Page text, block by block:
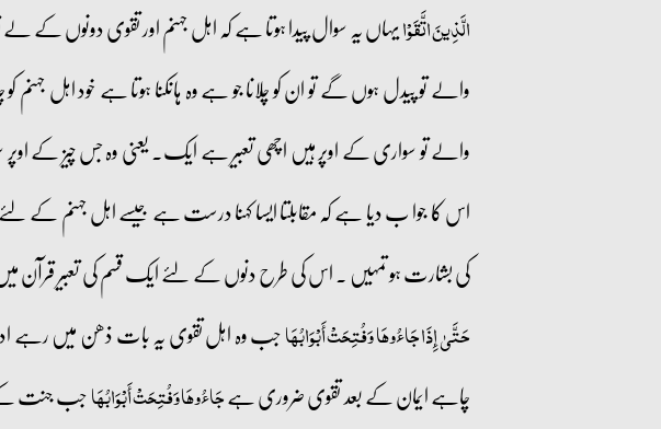
الَّذِينَ اتَّقَوْایہاں یہ سوال پیدا ہوتا ہے کہ اہل جہنم اور تقوی دونوں
والے تو پیدل ہوں گے تو ان کو چلانا جو ہے وہ ہانکنا ہوتا ہے خود اہل
والے تو سواری کے اوپر ہیں اچھی تعبیر ہے ایک۔ یعنی وہ جس چیز کے
اس کا جوا ب دیا ہے کہ مقابلتا ایسا کہنا درست ہے جیسے اہل جہنم کے
کی بشارت ہو تمہیں ۔ اس کی طرح دنوں کے لئے ایک قسم کی تعبیر
حَتَّىٰ إِذَا جَاءُوهَا وَفُتِحَتْ أَبْوَابُهَاجب وہ اہل تقوی یہ بات ذھن میں رہے
چاہے ایمان کے بعد تقوی ضروری ہےجَاءُوهَا وَفُتِحَتْ أَبْوَابُهَاجب جنت کے